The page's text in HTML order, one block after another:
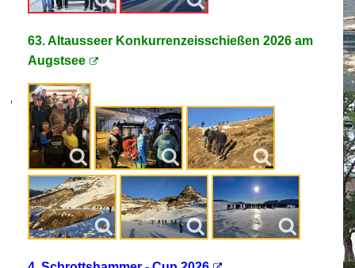
63. Altausseer Konkurrenzeisschießen 2026 am
Augstsee